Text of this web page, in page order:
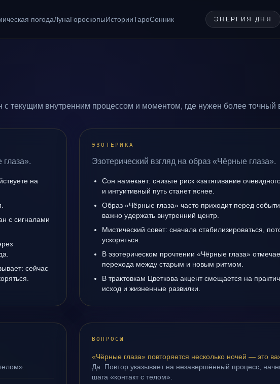
погодаЛунаГороскопыИсторииТароСонник ЭНЕРГИЯ ДНЯ
текущим внутренним процессом и моментом, где нужен более точный
глаза».
на
с сигналами
сейчас
ЭЗОТЕРИКА
Эзотерический взгляд на образ «Чёрные глаза».
Сон намекает: снизьте риск «затягивание
и интуитивный путь станет яснее.
Образ «Чёрные глаза» часто приходит перед
важно удержать внутренний центр.
Мистический совет: сначала стабилизироваться,
ускоряться.
В эзотерическом прочтении «Чёрные глаза»
перехода между старым и новым ритмом.
В трактовкам Цветкова акцент смещается на
исход и жизненные развилки.
ВОПРОСЫ
«Чёрные глаза» повторяется несколько ночей — это
Да. Повтор указывает на незавершённый процесс;
шага «контакт с телом».